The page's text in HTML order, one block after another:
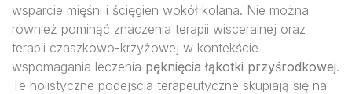
wsparcie mięśni i ścięgien wokół kolana. Nie można
również pominąć znaczenia terapii wisceralnej oraz
terapii czaszkowo-krzyżowej w kontekście
wspomagania leczenia pęknięcia łąkotki przyśrodkowej.
Te holistyczne podejścia terapeutyczne skupiają się na